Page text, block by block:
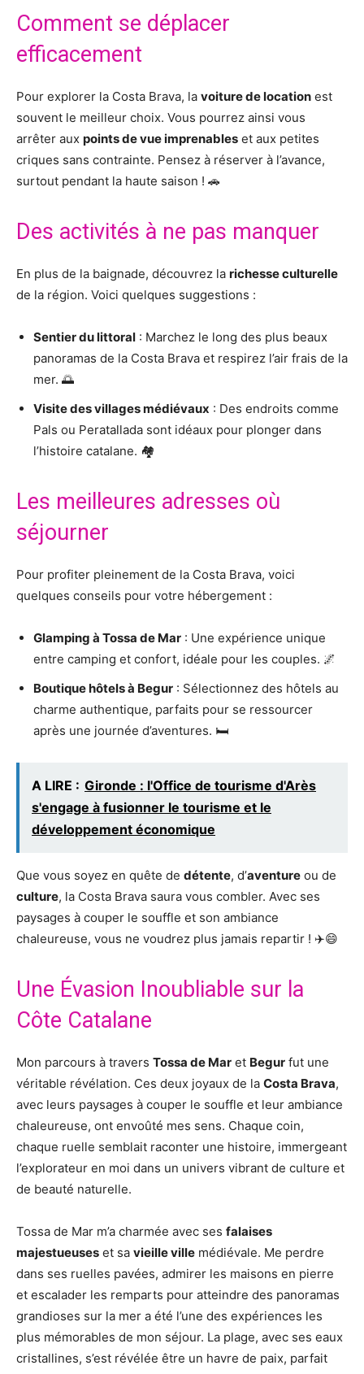
Comment se déplacer
efficacement
Pour explorer la Costa Brava, la voiture de location est
souvent le meilleur choix. Vous pourrez ainsi vous
arrêter aux points de vue imprenables et aux petites
criques sans contrainte. Pensez à réserver à l’avance,
surtout pendant la haute saison ! 🚗
Des activités à ne pas manquer
En plus de la baignade, découvrez la richesse culturelle
de la région. Voici quelques suggestions :
Sentier du littoral : Marchez le long des plus beaux
panoramas de la Costa Brava et respirez l’air frais de la
mer. 🌅
Visite des villages médiévaux : Des endroits comme
Pals ou Peratallada sont idéaux pour plonger dans
l’histoire catalane. 🏘️
Les meilleures adresses où
séjourner
Pour profiter pleinement de la Costa Brava, voici
quelques conseils pour votre hébergement :
Glamping à Tossa de Mar : Une expérience unique
entre camping et confort, idéale pour les couples. 🌌
Boutique hôtels à Begur : Sélectionnez des hôtels au
charme authentique, parfaits pour se ressourcer
après une journée d’aventures. 🛏️
A LIRE : Gironde : l'Office de tourisme d'Arès
s'engage à fusionner le tourisme et le
développement économique
Que vous soyez en quête de détente, d’aventure ou de
culture, la Costa Brava saura vous combler. Avec ses
paysages à couper le souffle et son ambiance
chaleureuse, vous ne voudrez plus jamais repartir ! ✈️😄
Une Évasion Inoubliable sur la
Côte Catalane
Mon parcours à travers Tossa de Mar et Begur fut une
véritable révélation. Ces deux joyaux de la Costa Brava,
avec leurs paysages à couper le souffle et leur ambiance
chaleureuse, ont envoûté mes sens. Chaque coin,
chaque ruelle semblait raconter une histoire, immergeant
l’explorateur en moi dans un univers vibrant de culture et
de beauté naturelle.
Tossa de Mar m’a charmée avec ses falaises
majestueuses et sa vieille ville médiévale. Me perdre
dans ses ruelles pavées, admirer les maisons en pierre
et escalader les remparts pour atteindre des panoramas
grandioses sur la mer a été l’une des expériences les
plus mémorables de mon séjour. La plage, avec ses eaux
cristallines, s’est révélée être un havre de paix, parfait